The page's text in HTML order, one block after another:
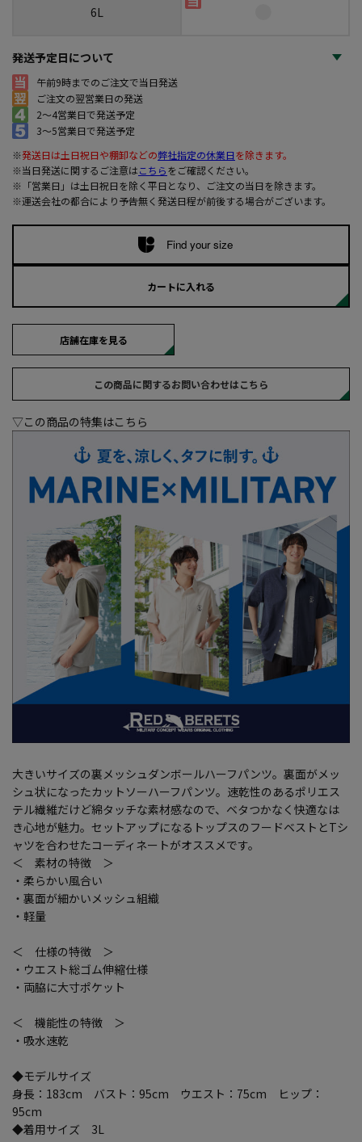
6L
発送予定日について
午前9時までのご注文で当日発送
ご注文の翌営業日の発送
2～4営業日で発送予定
3～5営業日で発送予定
※発送日は土日祝日や棚卸などの弊社指定の休業日を除きます。
※当日発送に関するご注意はこちらをご確認ください。
※「営業日」は土日祝日を除く平日となり、ご注文の当日を除きます。
※運送会社の都合により予告無く発送日程が前後する場合がございます。
Find your size
カートに入れる
店舗在庫を見る
この商品に関するお問い合わせはこちら
▽この商品の特集はこちら
大きいサイズの裏メッシュダンボールハーフパンツ。裏面がメッ
シュ状になったカットソーハーフパンツ。速乾性のあるポリエス
テル繊維だけど綿タッチな素材感なので、ベタつかなく快適なは
き心地が魅力。セットアップになるトップスのフードベストとTシ
ャツを合わせたコーディネートがオススメです。
＜ 素材の特徴 ＞
・柔らかい風合い
・裏面が細かいメッシュ組織
・軽量
＜ 仕様の特徴 ＞
・ウエスト総ゴム伸縮仕様
・両脇に大寸ポケット
＜ 機能性の特徴 ＞
・吸水速乾
◆モデルサイズ
身長：183cm バスト：95cm ウエスト：75cm ヒップ：
95cm
◆着用サイズ 3L